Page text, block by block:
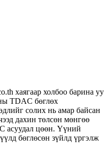
хаягаар холбоо барина уу
TDAC бөглөх
солих нь амар байсан
дахин төлсөн мөнгөө
асуудал цөөн. Үүний
бөглөсөн зүйлд үргэлж